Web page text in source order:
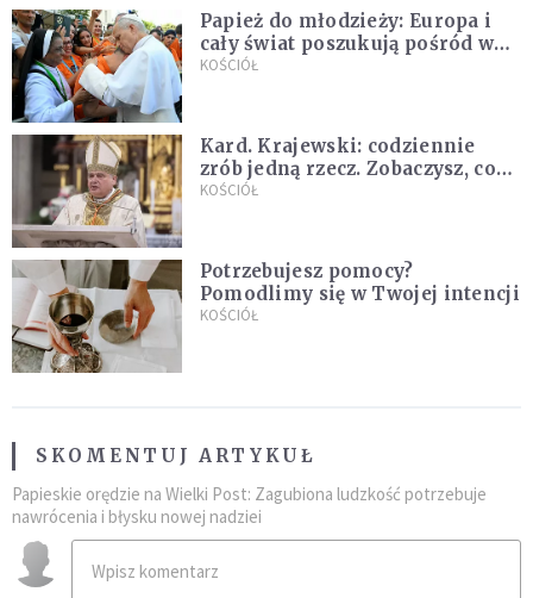
Papież do młodzieży: Europa i
cały świat poszukują pośród was
nowych świętych
KOŚCIÓŁ
Kard. Krajewski: codziennie
zrób jedną rzecz. Zobaczysz, co
stanie się z twoim życiem
KOŚCIÓŁ
Potrzebujesz pomocy?
Pomodlimy się w Twojej intencji
KOŚCIÓŁ
SKOMENTUJ ARTYKUŁ
Papieskie orędzie na Wielki Post: Zagubiona ludzkość potrzebuje
nawrócenia i błysku nowej nadziei